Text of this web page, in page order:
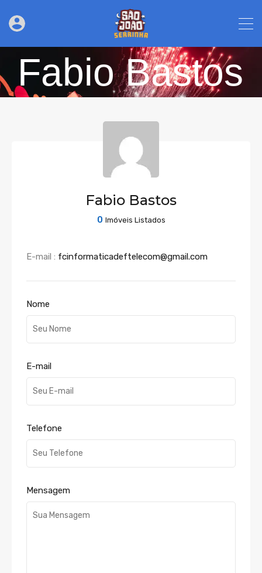
Fabio Bastos
Fabio Bastos
0 Imóveis Listados
E-mail : fcinformaticadeftelecom@gmail.com
Nome
E-mail
Telefone
Mensagem